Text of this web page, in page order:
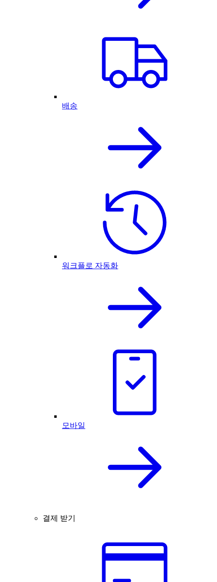
배송
워크플로 자동화
모바일
결제 받기